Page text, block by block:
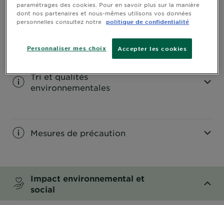
CLOSE SUBPANEL
CLOSE SUBPANEL
Tri et qualités
environnementales
Mesures de précaution
Impact environnemental et
social
paramétrages des cookies. Pour en savoir plus sur la manière
dont nos partenaires et nous-mêmes utilisons vos données
personnelles consultez notre
politique de confidentialité
Accepter les cookies
Personnaliser mes choix